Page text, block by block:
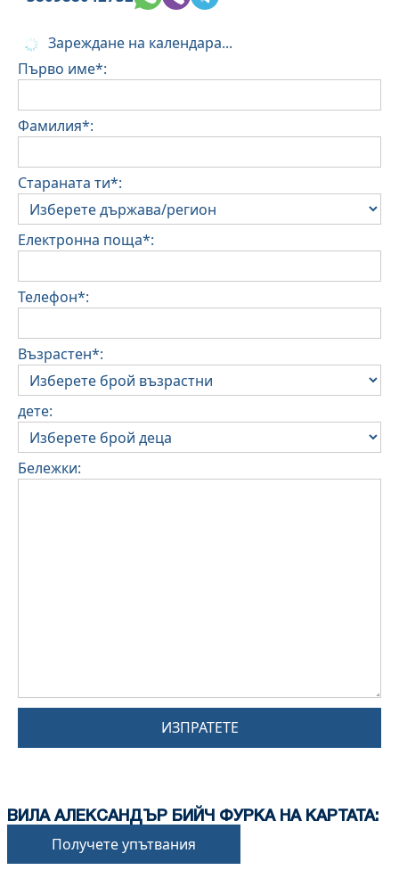
Зареждане на календара...
Първо име*:
Фамилия*:
Стараната ти*:
Електронна поща*:
Телефон*:
Възрастен*:
дете:
Бележки:
ИЗПРАТЕТЕ
ВИЛА АЛЕКСАНДЪР БИЙЧ ФУРКА НА КАРТАТА:
Получете упътвания